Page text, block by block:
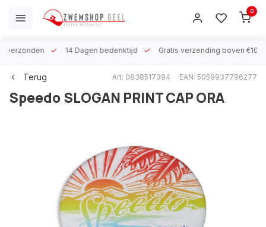
0
verzonden 14 Dagen bedenktijd Gratis verzending boven €100
Terug Art: 0838517394 EAN: 5059937796277
SpeedoSLOGAN PRINT CAP ORA